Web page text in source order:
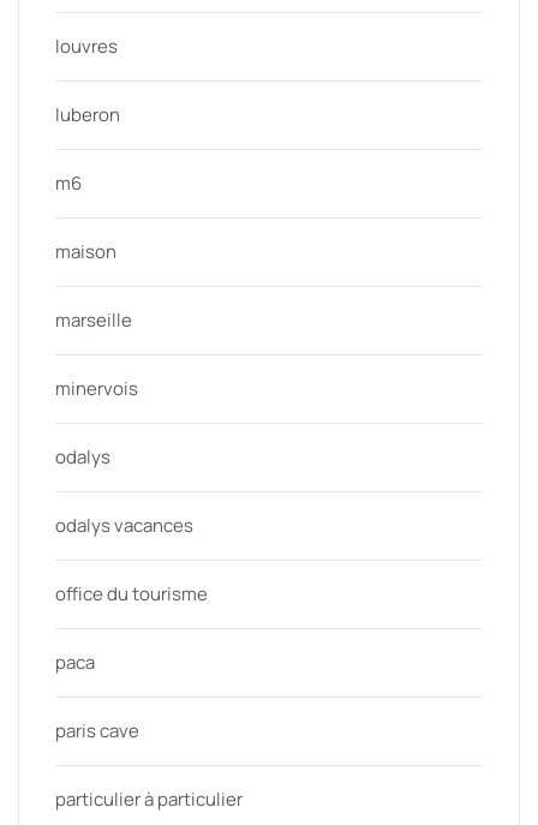
louvres
luberon
m6
maison
marseille
minervois
odalys
odalys vacances
office du tourisme
paca
paris cave
particulier à particulier